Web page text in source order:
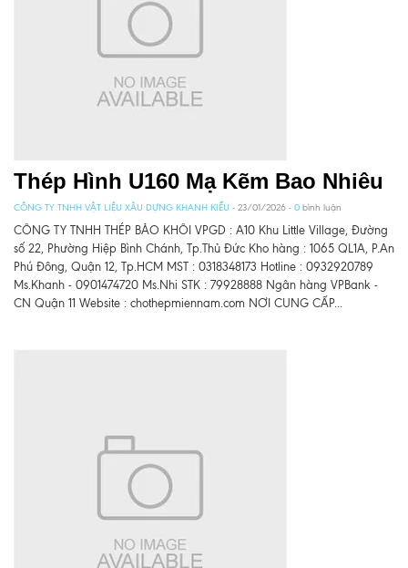
Thép Hình U160 Mạ Kẽm Bao Nhiêu
CÔNG TY TNHH VẬT LIỆU XÂU DỰNG KHANH KIỀU - 23/01/2026 - 0 bình luận
CÔNG TY TNHH THÉP BẢO KHÔI VPGD : A10 Khu Little Village, Đường
số 22, Phường Hiệp Bình Chánh, Tp.Thủ Đức Kho hàng : 1065 QL1A, P.An
Phú Đông, Quận 12, Tp.HCM MST : 0318348173 Hotline : 0932920789
Ms.Khanh - 0901474720 Ms.Nhi STK : 79928888 Ngân hàng VPBank -
CN Quận 11 Website : chothepmiennam.com NƠI CUNG CẤP...